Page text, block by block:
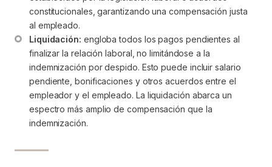
constitucionales, garantizando una compensación justa
al empleado.
Liquidación: engloba todos los pagos pendientes al
finalizar la relación laboral, no limitándose a la
indemnización por despido. Esto puede incluir salario
pendiente, bonificaciones y otros acuerdos entre el
empleador y el empleado. La liquidación abarca un
espectro más amplio de compensación que la
indemnización.